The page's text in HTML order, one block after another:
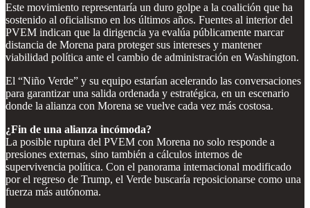
Este movimiento representaría un duro golpe a la coalición que ha
sostenido al oficialismo en los últimos años. Fuentes al interior del
PVEM indican que la dirigencia ya evalúa públicamente marcar
distancia de Morena para proteger sus intereses y mantener
viabilidad política ante el cambio de administración en Washington.
El “Niño Verde” y su equipo estarían acelerando las conversaciones
para garantizar una salida ordenada y estratégica, en un escenario
donde la alianza con Morena se vuelve cada vez más costosa.
¿Fin de una alianza incómoda?
La posible ruptura del PVEM con Morena no solo responde a
presiones externas, sino también a cálculos internos de
supervivencia política. Con el panorama internacional modificado
por el regreso de Trump, el Verde buscaría reposicionarse como una
fuerza más autónoma.